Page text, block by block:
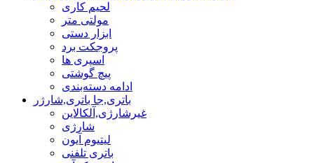
لحیم کاری
مولتی متر
ابزار دستی
پروجکت برد
اسپری ها
پیچ گوشتی
ادامه دسته‌بندی
باتری,جا باتری,شارژر
غیرشارژی,آلکالاین
شارژی
لیتیوم آیون
باتری تلفنی